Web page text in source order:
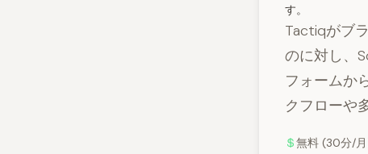
す。
Tactiqがブ
のに対し、
フォームか
クフローや
無料 (30分/